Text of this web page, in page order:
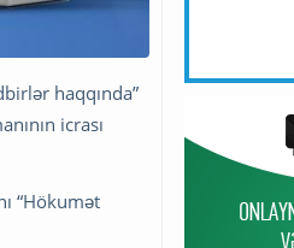
haqqında”
icrası
“Hökumət